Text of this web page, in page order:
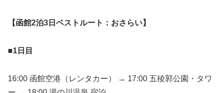
【函館2泊3日ベストルート：おさらい】
■1日目
16:00 函館空港（レンタカー） → 17:00 五稜郭公園・タワ